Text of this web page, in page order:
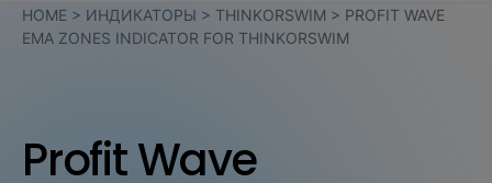
HOME > ИНДИКАТОРЫ > THINKORSWIM > PROFIT WAVE
EMA ZONES INDICATOR FOR THINKORSWIM
Profit Wave